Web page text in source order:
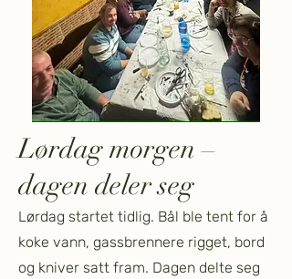
Lørdag morgen –
dagen deler seg
Lørdag startet tidlig. Bål ble tent for å
koke vann, gassbrennere rigget, bord
og kniver satt fram. Dagen delte seg